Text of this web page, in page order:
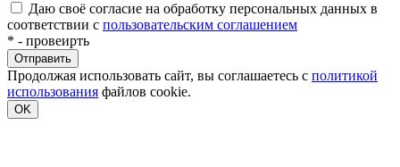
Даю своё согласие на обработку персональных данных в
соответствии с пользовательским соглашением
* - провеирть
Продолжая использовать сайт, вы соглашаетесь с политикой
использования файлов cookie.
OK